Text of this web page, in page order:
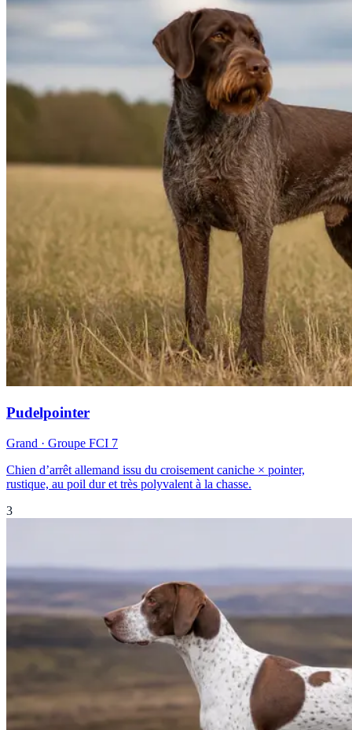
Pudelpointer
Grand · Groupe FCI 7
Chien d’arrêt allemand issu du croisement caniche × pointer,
rustique, au poil dur et très polyvalent à la chasse.
3